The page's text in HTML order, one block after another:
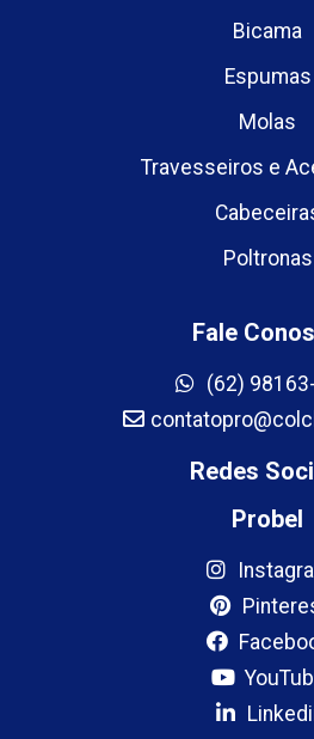
Bicama
Espumas
Molas
Travesseiros e
Poltronas
Fale
(62)
Redes
Probel